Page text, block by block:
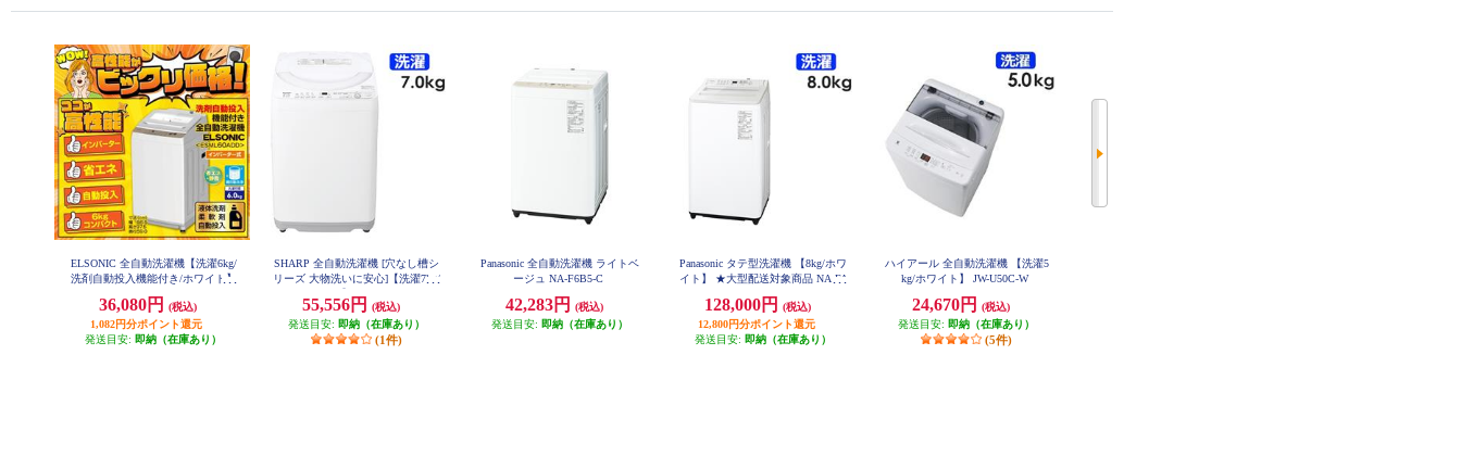
ELSONIC 全自動洗濯機【洗濯6kg/
洗剤自動投入機能付き/ホワイト】
36,080円
(税込)
1,082円分ポイント還元
発送目安: 即納（在庫あり）
SHARP 全自動洗濯機 [穴なし槽シ
リーズ 大物洗いに安心]【洗濯7kg/
55,556円
(税込)
発送目安: 即納（在庫あり）
(1件)
Panasonic 全自動洗濯機 ライトベ
ージュ NA-F6B5-C
42,283円
(税込)
発送目安: 即納（在庫あり）
Panasonic タテ型洗濯機 【8kg/ホワ
イト】 ★大型配送対象商品 NA-FA
128,000円
(税込)
12,800円分ポイント還元
発送目安: 即納（在庫あり）
ハイアール 全自動洗濯機 【洗濯5
kg/ホワイト】 JW-U50C-W
24,670円
(税込)
発送目安: 即納（在庫あり）
(5件)